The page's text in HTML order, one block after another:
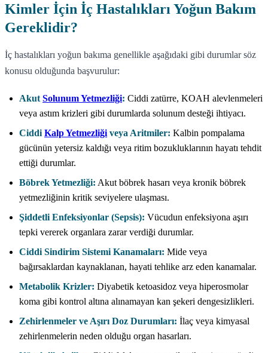
Kimler İçin İç Hastalıkları Yoğun Bakım
Gereklidir?
İç hastalıkları yoğun bakıma genellikle aşağıdaki gibi durumlar söz
konusu olduğunda başvurulur:
Akut Solunum Yetmezliği: Ciddi zatürre, KOAH alevlenmeleri
veya astım krizleri gibi durumlarda solunum desteği ihtiyacı.
Ciddi Kalp Yetmezliği veya Aritmiler: Kalbin pompalama
gücünün yetersiz kaldığı veya ritim bozukluklarının hayatı tehdit
ettiği durumlar.
Böbrek Yetmezliği: Akut böbrek hasarı veya kronik böbrek
yetmezliğinin kritik seviyelere ulaşması.
Şiddetli Enfeksiyonlar (Sepsis): Vücudun enfeksiyona aşırı
tepki vererek organlara zarar verdiği durumlar.
Ciddi Sindirim Sistemi Kanamaları: Mide veya
bağırsaklardan kaynaklanan, hayati tehlike arz eden kanamalar.
Metabolik Krizler: Diyabetik ketoasidoz veya hiperosmolar
koma gibi kontrol altına alınamayan kan şekeri dengesizlikleri.
Zehirlenmeler ve Aşırı Doz Durumları: İlaç veya kimyasal
zehirlenmelerin neden olduğu organ hasarları.